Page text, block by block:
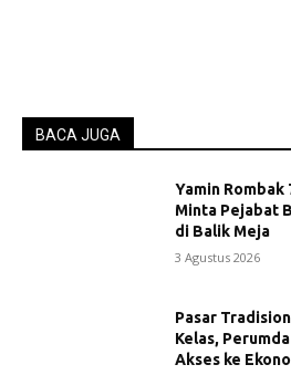
BACA JUGA
Yamin Rombak
Minta Pejabat
di Balik Meja
3 Agustus 2026
Pasar
Kelas,
Akses ke